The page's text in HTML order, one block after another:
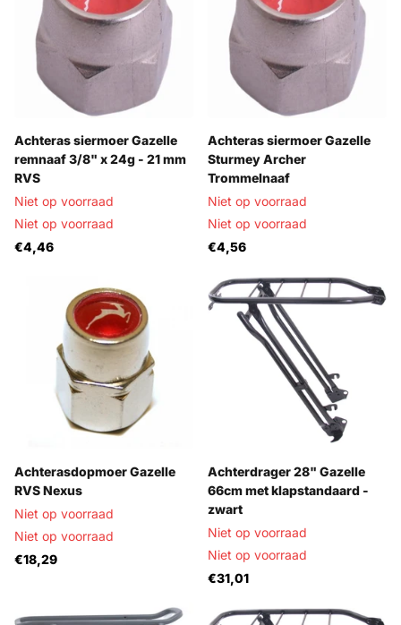
Achteras siermoer Gazelle
remnaaf 3/8" x 24g - 21 mm
RVS
Niet op voorraad
Niet op voorraad
€4,46
Achteras siermoer Gazelle
Sturmey Archer
Trommelnaaf
Niet op voorraad
Niet op voorraad
€4,56
Achterasdopmoer Gazelle
RVS Nexus
Niet op voorraad
Niet op voorraad
€18,29
Achterdrager 28" Gazelle
66cm met klapstandaard -
zwart
Niet op voorraad
Niet op voorraad
€31,01